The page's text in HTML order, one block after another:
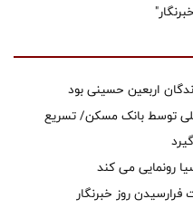
اربعین حسینی بود
نهضت ملی توسط بانک مسکن/ تسریع
رونمایی می کند
فرارسیدن روز خبرنگار